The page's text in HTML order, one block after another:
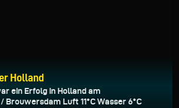
Holland
ein Erfolg in Holland am
Luft 11°C Wasser 6°C